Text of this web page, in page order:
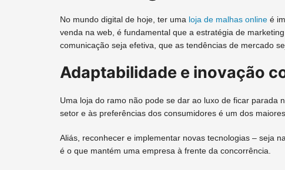
No mundo digital de hoje, ter uma loja de malhas online é
venda na web, é fundamental que a estratégia de
comunicação seja efetiva, que as tendências de mercado
Adaptabilidade e inovação
Uma loja do ramo não pode se dar ao luxo de ficar parada
setor e às preferências dos consumidores é um dos
Aliás, reconhecer e implementar novas tecnologias – seja
é o que mantém uma empresa à frente da concorrência.